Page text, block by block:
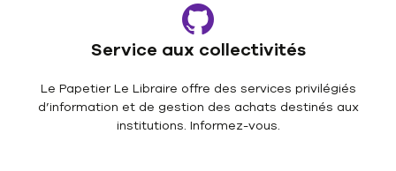
Service aux collectivités
Le Papetier Le Libraire offre des services privilégiés
d’information et de gestion des achats destinés aux
institutions. Informez-vous.